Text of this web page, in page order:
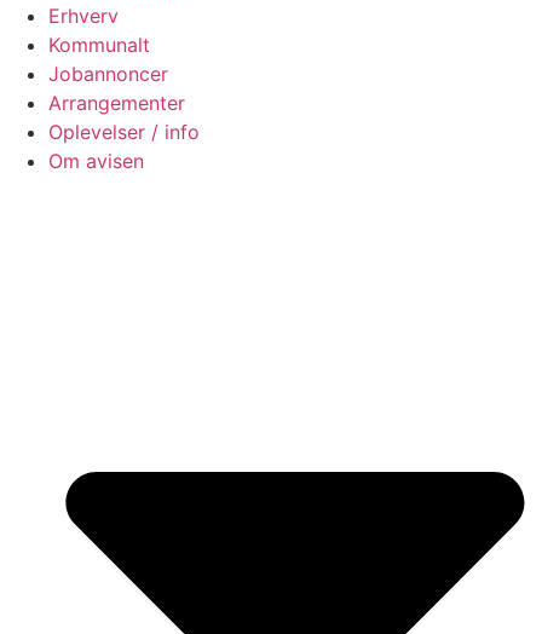
Erhverv
Kommunalt
Jobannoncer
Arrangementer
Oplevelser / info
Om avisen